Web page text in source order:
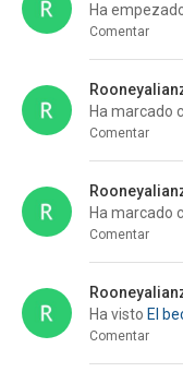
Ha
Comentar
Ha marcado
Comentar
Ha marcado
Comentar
Ha visto El
Comentar